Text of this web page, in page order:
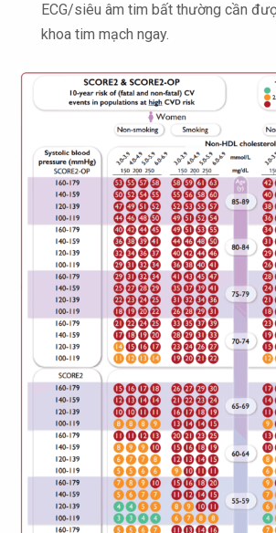
ECG/siêu âm tim bất thường cần
khoa tim mạch ngay.